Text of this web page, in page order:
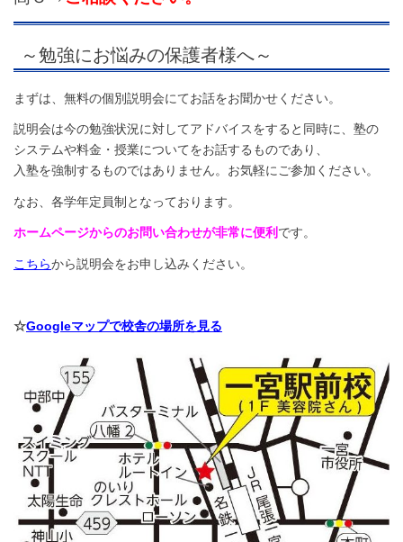
～勉強にお悩みの保護者様へ～
まずは、無料の個別説明会にてお話をお聞かせください。
説明会は今の勉強状況に対してアドバイスをすると同時に、塾の
システムや料金・授業についてをお話するものであり、
入塾を強制するものではありません。お気軽にご参加ください。
なお、各学年定員制となっております。
ホームページからのお問い合わせが非常に便利 です。
こちらから説明会をお申し込みください。
☆Googleマップで校舎の場所を見る